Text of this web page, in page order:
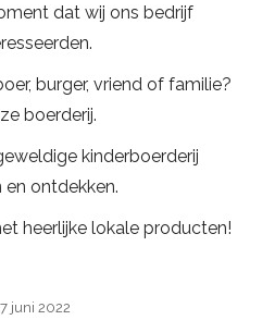
dat wij ons bedrijf
burger, vriend of familie?
boerderij.
kinderboerderij
en ontdekken.
heerlijke lokale producten!
juni 2022